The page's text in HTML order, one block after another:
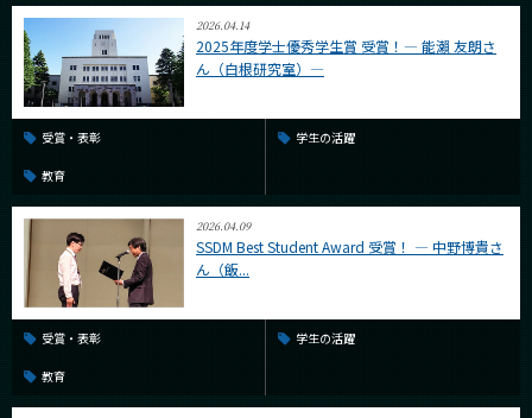
2026.04.14
2025年度学士優秀学生賞 受賞！― 能瀨 友朗さ
ん（白根研究室）―
受賞・表彰 学生の活躍
教育
2026.04.09
SSDM Best Student Award 受賞！ ― 中野博貴さ
ん（飯...
受賞・表彰 学生の活躍
教育